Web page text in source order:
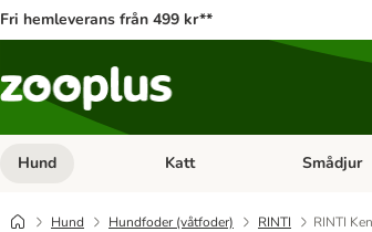
Fri hemleverans från 499 kr**
Hund Open category menu: Hund
Katt Open
Smådjur
Hund Hundfoder (våtfoder) RINTI RINTI